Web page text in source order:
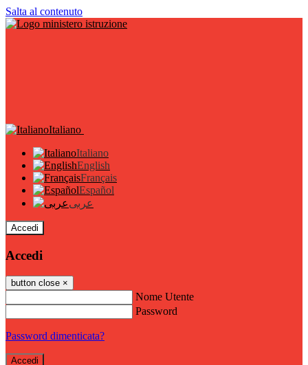
Salta al contenuto
Italiano
Italiano
English
Français
Español
عربى
Accedi
Accedi
button close ×
Nome Utente
Password
Password dimenticata?